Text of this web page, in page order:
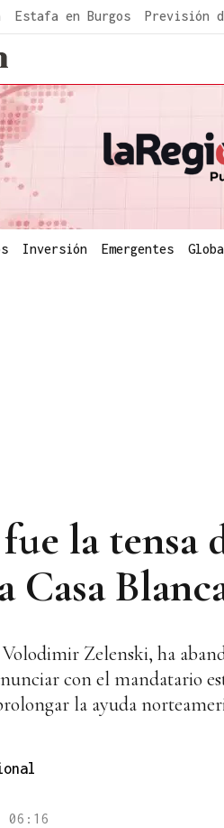
Estafa en Burgos Previsión
Inversión Emergentes
la tensa
Casa
Zelenski, ha
con el mandatario
la ayuda
06:16